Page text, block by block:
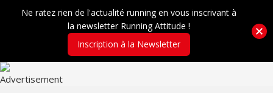
Ne ratez rien de l'actualité running en vous inscrivant à
la newsletter Running Attitude !
Inscription à la Newsletter